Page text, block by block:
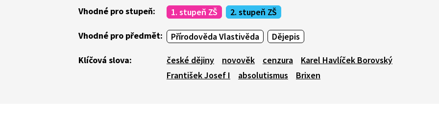
Vhodné pro stupeň: 1. stupeň ZŠ 2. stupeň ZŠ
Vhodné pro předmět: Přírodověda Vlastivěda Dějepis
Klíčová slova: české dějiny novověk cenzura
Karel Havlíček Borovský
František Josef I
absolutismus Brixen